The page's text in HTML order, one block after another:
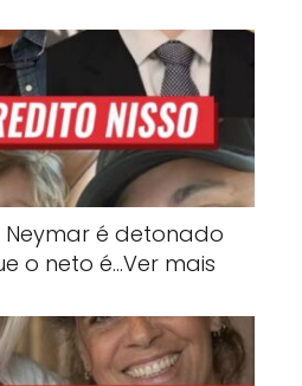
Neymar é detonado
o neto é…Ver mais